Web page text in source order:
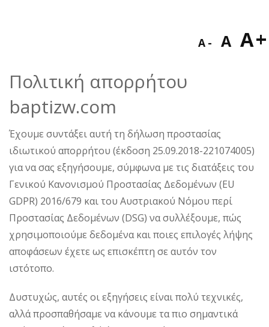
A font
A A
Πολιτική απορρήτου
baptizw.com
Έχουμε συντάξει αυτή τη δήλωση προστασίας
ιδιωτικού απορρήτου (έκδοση 25.09.2018-221074005)
για να σας εξηγήσουμε, σύμφωνα με τις διατάξεις του
Γενικού Κανονισμού Προστασίας Δεδομένων (EU
GDPR) 2016/679 και του Αυστριακού Νόμου περί
Προστασίας Δεδομένων (DSG) να συλλέξουμε, πώς
χρησιμοποιούμε δεδομένα και ποιες επιλογές λήψης
αποφάσεων έχετε ως επισκέπτη σε αυτόν τον
ιστότοπο.
Δυστυχώς, αυτές οι εξηγήσεις είναι πολύ τεχνικές,
αλλά προσπαθήσαμε να κάνουμε τα πιο σημαντικά